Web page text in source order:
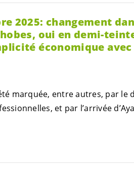
2025: changement
oui en demi-
économique avec
marquée, entre autres, par le
et par l’arrivée